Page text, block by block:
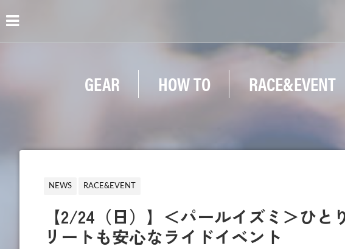
GEAR HOW TO RACE&EVENT
NEWS RACE&EVENT
【2/24（日）】＜パールイズミ＞ひ
リートも安心なライドイベント